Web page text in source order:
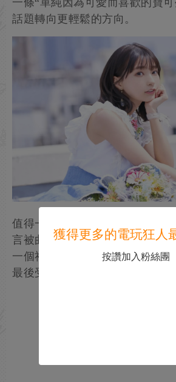
話題轉向更輕鬆的方向。
值得一提的是，這並非高野麻裡
言被曲解而道歉。此次事件也讓
一個社群對“玩法”的執念壓倒了
最後受傷的往往是那些只想傳遞
獲得更多的電玩狂人
按讚加入粉絲團